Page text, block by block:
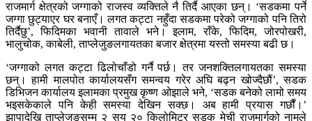
राजमार्ग क्षेत्रको जग्गाको राजस्व व्यक्तिले नै तिर्दै आएका छन्। ‘सडकमा पर्ने
जग्गा छुट्याएर घर बनाएँ। लगत कट्टा नहुँदा सडकमा परेको जग्गाको पनि तिरो
तिर्दैछु’, फिदिमका भवानी तावाले भने। इलाम, राँके, फिदिम, जोरपोखरी,
भालुचोक, काबेली, ताप्लेजुङलगायतका बजार क्षेत्रमा यस्तो समस्या बढी छ।
‘जग्गाको लगत कट्टा ढिलोचाँडो गर्नै पर्छ। तर जनशक्तिलगायतका समस्या
छन्। हामी मालपोत कार्यालयसँग समन्वय गरेर अघि बढ्न खोज्दैछौं’, सडक
डिभिजन कार्यालय इलामका प्रमुख कृष्ण ओझाले भने, ‘सडक बनेको लामो समय
भइसकेकाले पनि केही समस्या देखिन सक्छ। अब हामी प्रयास गर्छौं।’
झापादेखि ताप्लेजुङसम्म २ सय २० किलोमिटर सडक मेची राजमार्गको नामले